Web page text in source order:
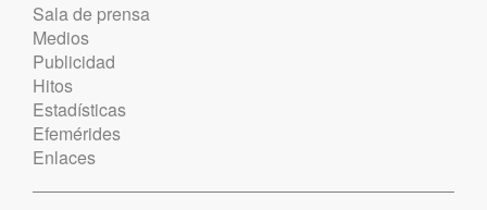
Sala de prensa
Medios
Publicidad
Hitos
Estadísticas
Efemérides
Enlaces